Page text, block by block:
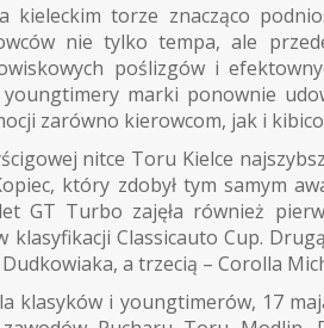
kieleckim torze znacząco
nie tylko tempa, ale
poślizgów i
marki ponownie
zarówno kierowcom, jak i
nitce Toru Kielce
który zdobył tym samym
GT Turbo zajęła również
Classicauto Cup.
a trzecią – Corolla
klasyków i youngtimerów, 17